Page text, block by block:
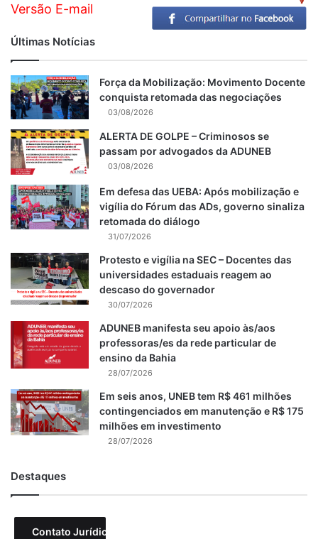
Versão E-mail
Últimas Notícias
Força da Mobilização: Movimento Docente
conquista retomada das negociações
03/08/2026
ALERTA DE GOLPE – Criminosos se
passam por advogados da ADUNEB
03/08/2026
Em defesa das UEBA: Após mobilização e
vigília do Fórum das ADs, governo sinaliza
retomada do diálogo
31/07/2026
Protesto e vigília na SEC – Docentes das
universidades estaduais reagem ao
descaso do governador
30/07/2026
ADUNEB manifesta seu apoio às/aos
professoras/es da rede particular de
ensino da Bahia
28/07/2026
Em seis anos, UNEB tem R$ 461 milhões
contingenciados em manutenção e R$ 175
milhões em investimento
28/07/2026
Destaques
Contato Jurídico